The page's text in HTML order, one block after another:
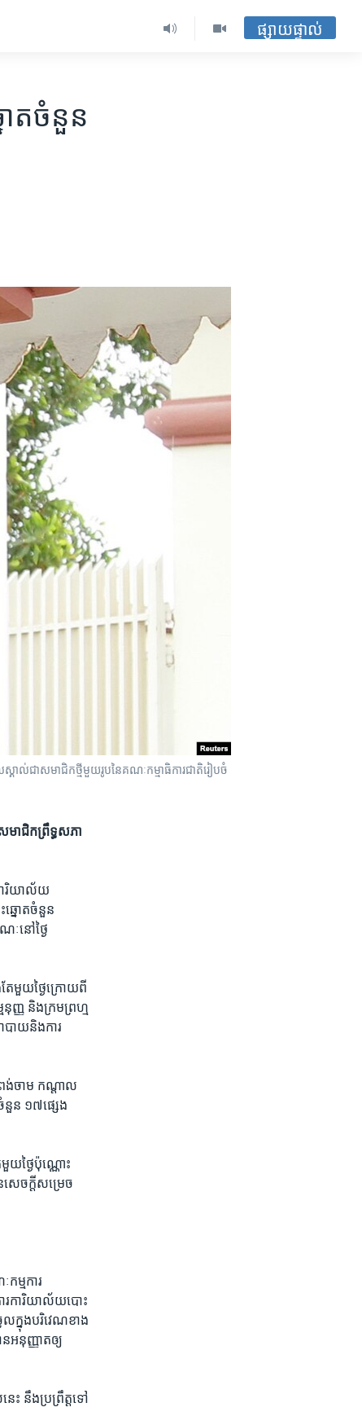
ផ្សាយផ្ទាល់
ត​ចំនួន​​
ស្គាល់​ជា​សមាជិក​ថ្មី​មួយ​រូប​នៃ​គណៈកម្មាធិការ​ជាតិ​រៀបចំ​
មាជិក​ព្រឹទ្ធ​សភា​
ារិយាល័យ​
ឆ្នោត​ចំនួន​
ៈ​នៅ​ថ្ងៃ​
ែ​មួយ​ថ្ងៃ​ក្រោយពី​
ញ្ញ​ និង​ក្រម​ព្រហ្ម
បាយ​និង​ការ​
ង់​ចាម​ កណ្តាល​
នួន​ ១៧​ផ្សេង​
យ​ថ្ងៃ​ប៉ុណ្ណោះ​
េចក្តី​សម្រេច​
ម្មការ​
រ​ការិយាល័យ​បោះ​
ល​ក្នុង​បរិវេណ​ខាង​
នុញ្ញាត​ឲ្យ​
ះ​ នឹង​ប្រព្រឹត្ត​ទៅ​